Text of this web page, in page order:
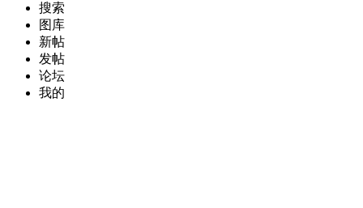
搜索
图库
新帖
发帖
论坛
我的